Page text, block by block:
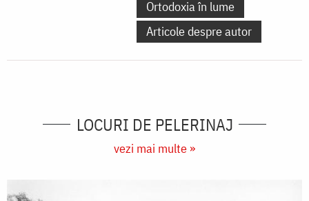
Ortodoxia în lume
Articole despre autor
LOCURI DE PELERINAJ
vezi mai multe »